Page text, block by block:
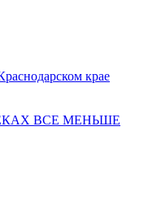
крае
ВСЕ МЕНЬШЕ